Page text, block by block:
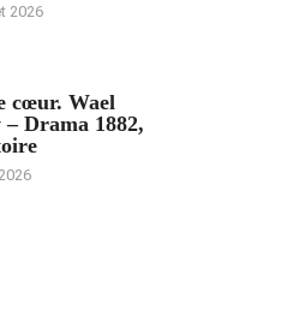
2026
cœur. Wael
– Drama 1882,